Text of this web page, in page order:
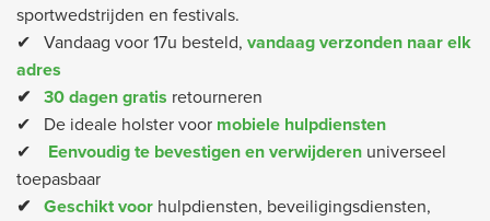
sportwedstrijden en festivals.
✔ Vandaag voor 17u besteld, vandaag verzonden naar elk
adres
✔ 30 dagen gratis retourneren
✔ De ideale holster voor mobiele hulpdiensten
✔
Eenvoudig te bevestigen en verwijderen universeel
toepasbaar
✔ Geschikt voorhulpdiensten, beveiligingsdiensten,